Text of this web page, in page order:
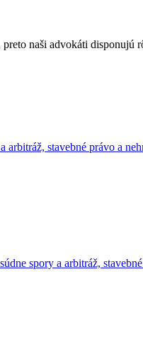
naši advokáti
arbitráž, stavebné právo a
spory a arbitráž,